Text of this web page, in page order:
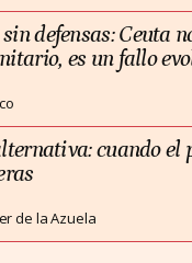
defensas: Ceuta
es un fallo
cuando el
de la Azuela